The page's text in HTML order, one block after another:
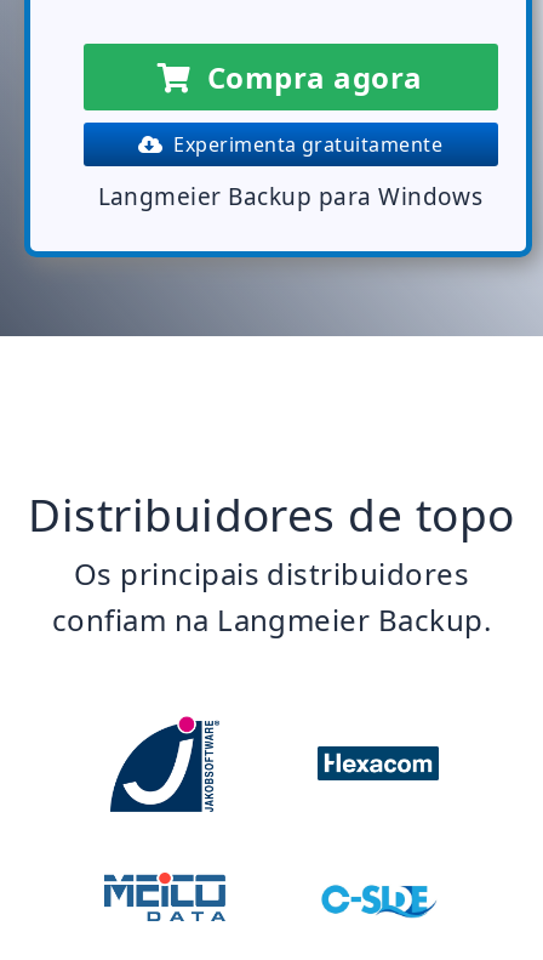
Compra agora
Experimenta gratuitamente
Langmeier Backup para Windows
Distribuidores de topo
Os principais distribuidores
confiam na Langmeier Backup.